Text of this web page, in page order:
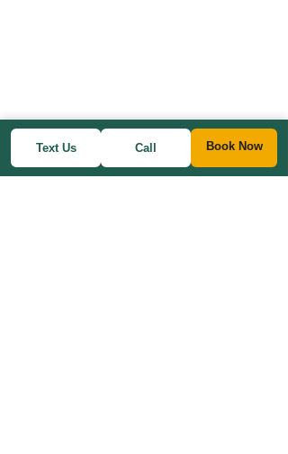
Text Us Call Book Now